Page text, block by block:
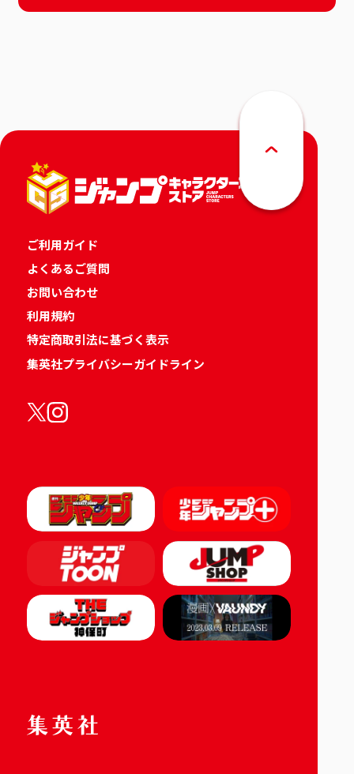
ご利用ガイド
よくあるご質問
お問い合わせ
利用規約
特定商取引法に基づく表示
集英社プライバシーガイドライン